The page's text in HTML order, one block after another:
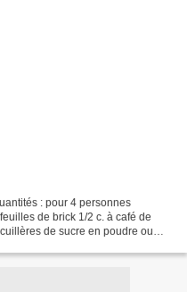
: pour 4 personnes
de brick 1/2 c. à café de
de sucre en poudre ou